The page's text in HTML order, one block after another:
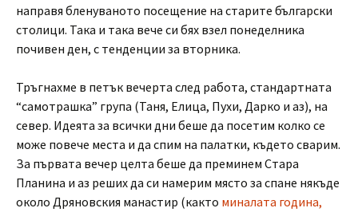
направя бленуваното посещение на старите български
столици. Така и така вече си бях взел понеделника
почивен ден, с тенденции за вторника.
Тръгнахме в петък вечерта след работа, стандартната
“самотрашка” група (Таня, Елица, Пухи, Дарко и аз), на
север. Идеята за всички дни беше да посетим колко се
може повече места и да спим на палатки, където сварим.
За първата вечер целта беше да преминем Стара
Планина и аз реших да си намерим място за спане някъде
около Дряновския манастир (както миналата година,